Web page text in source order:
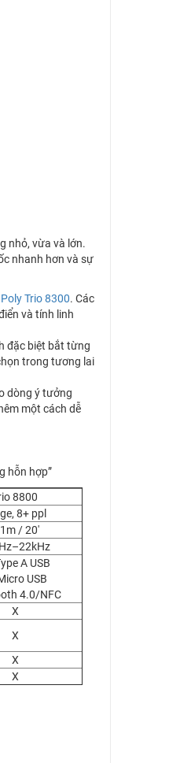
nhỏ, vừa và lớn.
nhanh hơn và sự
Poly Trio 8300. Các
và tính linh
đặc biệt bắt từng
trong tương lai
dòng ý tưởng
một cách dễ
hỗn hợp”
8800
8+ ppl
/ 20′
A USB
USB
4.0/NFC
X
X
X
X